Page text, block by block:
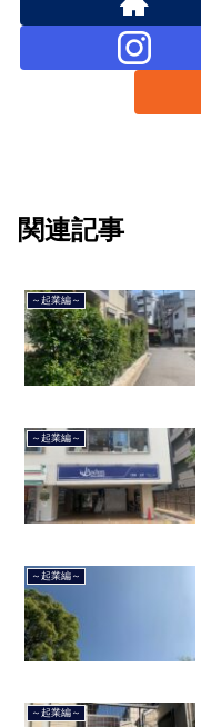
関連記事
～起業編～
～起業編～
～起業編～
～起業編～